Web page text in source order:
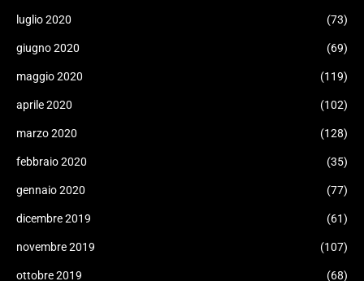
luglio 2020 (73)
giugno 2020 (69)
maggio 2020 (119)
aprile 2020 (102)
marzo 2020 (128)
febbraio 2020 (35)
gennaio 2020 (77)
dicembre 2019 (61)
novembre 2019 (107)
ottobre 2019 (68)